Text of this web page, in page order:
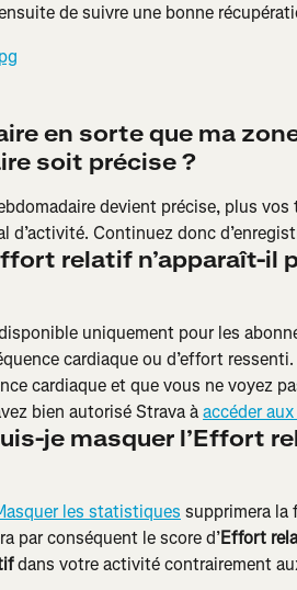
de suivre une bonne
en sorte que ma
soit précise ?
devient précise, plus
d’activité. Continuez donc
relatif n’apparaît-il
uniquement pour les
cardiaque ou d’effort
cardiaque et que vous ne voyez
bien autorisé Strava à accéder
je masquer l’Effort
les statistiques supprimera la
par conséquent le score d’Effort
dans votre activité contrairement